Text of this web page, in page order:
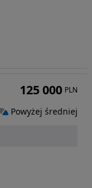
125 000 PLN
Powyżej średniej